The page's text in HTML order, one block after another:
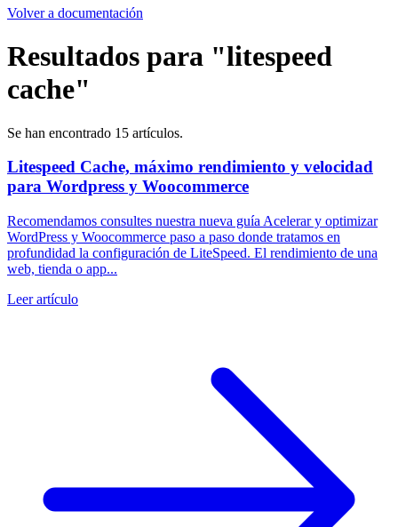
Volver a documentación
Resultados para "litespeed
cache"
Se han encontrado 15 artículos.
Litespeed Cache, máximo rendimiento y velocidad
para Wordpress y Woocommerce
Recomendamos consultes nuestra nueva guía Acelerar y optimizar
WordPress y Woocommerce paso a paso donde tratamos en
profundidad la configuración de LiteSpeed. El rendimiento de una
web, tienda o app...
Leer artículo